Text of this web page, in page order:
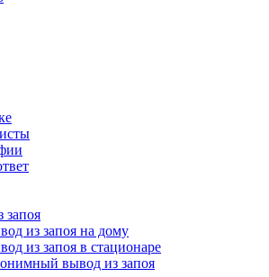
запоя
из запоя на дому
из запоя в стационаре
вывод из запоя